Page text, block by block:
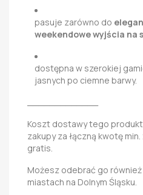
pasuje zarówno do
weekendowe wyjścia na
dostępna w szerokiej
jasnych po ciemne barwy.
Koszt dostawy tego
zakupy za łączną kwotę
gratis.
Możesz odebrać go
miastach na Dolnym Śląsku.